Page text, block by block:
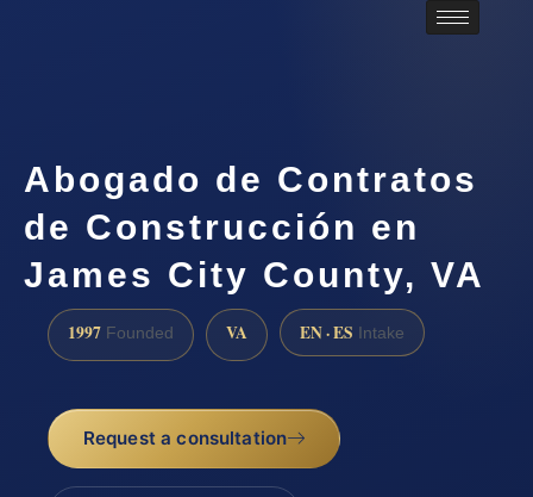
Abogado de Contratos
de Construcción en
James City County, VA
1997 Founded VA EN · ES Intake
Request a consultation